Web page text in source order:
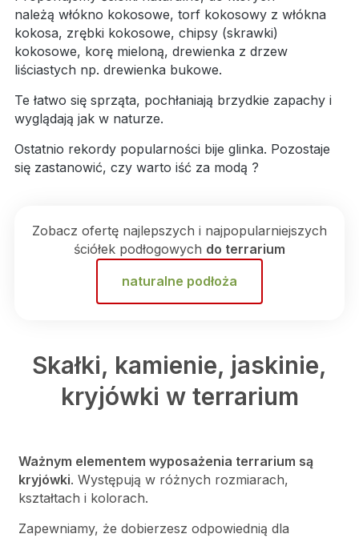
należą włókno kokosowe, torf kokosowy z włókna
kokosa, zrębki kokosowe, chipsy (skrawki)
kokosowe, korę mieloną, drewienka z drzew
liściastych np. drewienka bukowe.
Te łatwo się sprząta, pochłaniają brzydkie zapachy i
wyglądają jak w naturze.
Ostatnio rekordy popularności bije glinka. Pozostaje
się zastanowić, czy warto iść za modą ?
Zobacz ofertę najlepszych i najpopularniejszych
ściółek podłogowych do terrarium
naturalne podłoża
Skałki, kamienie, jaskinie,
kryjówki w terrarium
Ważnym elementem wyposażenia terrarium są
kryjówki. Występują w różnych rozmiarach,
kształtach i kolorach.
Zapewniamy, że dobierzesz odpowiednią dla